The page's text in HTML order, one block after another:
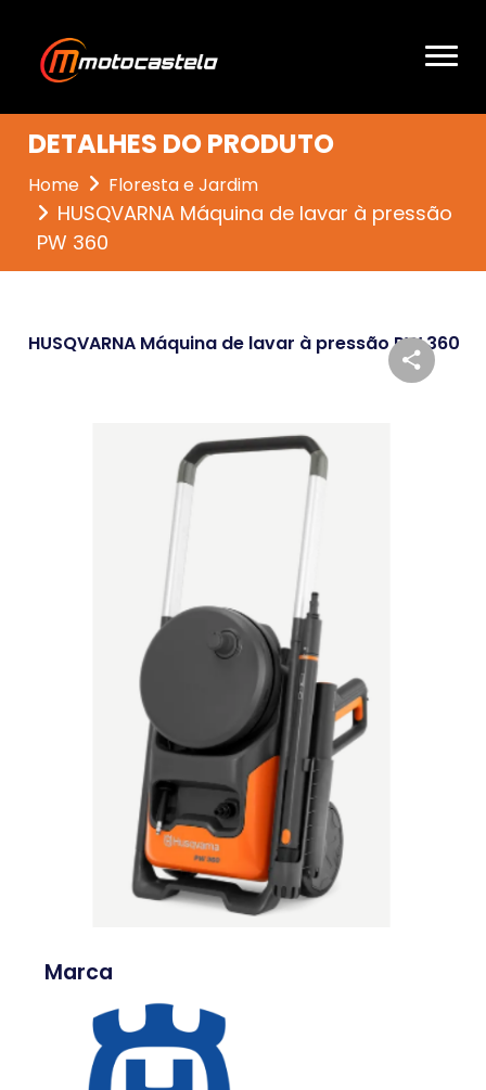
DETALHES DO PRODUTO
Home Floresta e Jardim
HUSQVARNA Máquina de lavar à pressão
PW 360
HUSQVARNA Máquina de lavar à pressão PW 360
Marca